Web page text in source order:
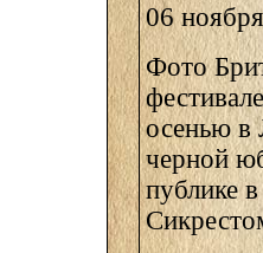
06
Фото
осенью в
черной
публике